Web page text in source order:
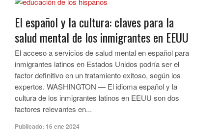
El español y la cultura: claves para la
salud mental de los inmigrantes en EEUU
El acceso a servicios de salud mental en español para
inmigrantes latinos en Estados Unidos podría ser el
factor definitivo en un tratamiento exitoso, según los
expertos. WASHINGTON — El idioma español y la
cultura de los inmigrantes latinos en EEUU son dos
factores relevantes en...
Publicado: 16 ene 2024